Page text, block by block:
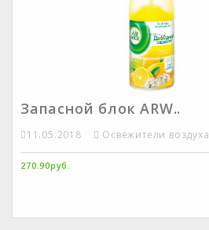
Запасной блок ARW..
11.05.2018 Освежители воздуха
270.90руб.